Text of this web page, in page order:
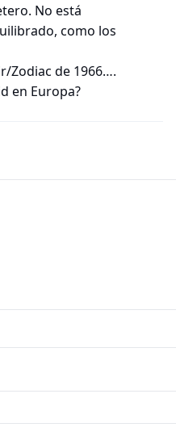
No está
como los
Zodiac de 1966….
en Europa?